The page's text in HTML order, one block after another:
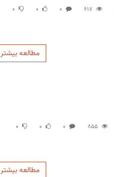
617
0
0
0
مطالعه بیشتر
855
0
0
0
مطالعه بیشتر